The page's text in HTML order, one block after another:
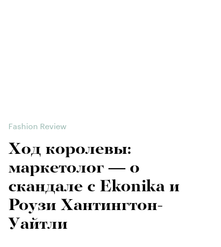
Fashion Review
Ход королевы:
маркетолог — о
скандале с Ekonika и
Роузи Хантингтон-
Уайтли